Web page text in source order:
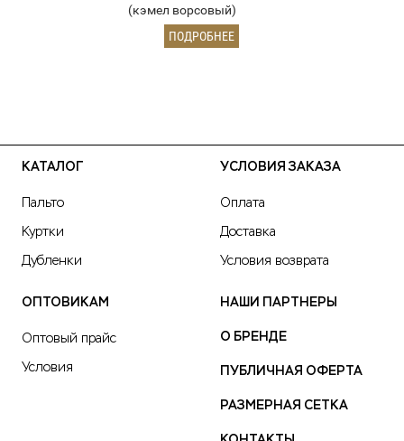
(кэмел ворсовый)
ПОДРОБНЕЕ
КАТАЛОГ
Пальто
Куртки
Дубленки
УСЛОВИЯ ЗАКАЗА
Оплата
Доставка
Условия возврата
ОПТОВИКАМ
Оптовый прайс
Условия
НАШИ ПАРТНЕРЫ
О БРЕНДЕ
ПУБЛИЧНАЯ ОФЕРТА
РАЗМЕРНАЯ СЕТКА